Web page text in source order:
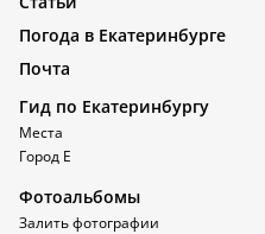
Погода в Екатеринбурге
Почта
Гид по Екатеринбургу
Места
Город Е
Фотоальбомы
Залить фотографии